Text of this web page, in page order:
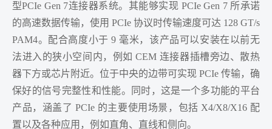
型PCIe Gen 7连接器系统。其能够实现 PCIe Gen 7 所承诺
的高速数据传输，使用 PCIe 协议时传输速度可达 128 GT/s
PAM4。配合高度小于 9 毫米，该产品可以安装在以前无
法进入的狭小空间内，例如 CEM 连接器插槽旁边、散热
器下方或芯片附近。位于中央的边带可实现 PCIe 传输，确
保好的信号完整性和性能。同时，这是一个多功能的平台
产品，涵盖了 PCIe 的主要使用场景，包括 X4/X8/X16 配
置以及各种应用，例如直角、直线和侧向。